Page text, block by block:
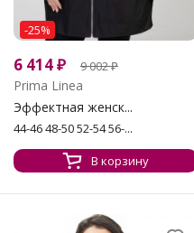
-25%
6 414₽ 9 002₽
Prima Linea
Эффектная женск...
44-46 48-50 52-54 56-...
В корзину